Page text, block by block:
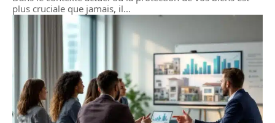
plus cruciale que jamais, il…